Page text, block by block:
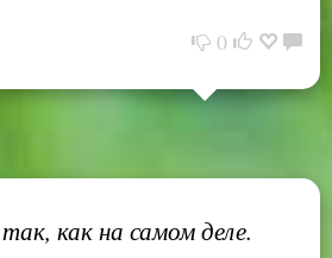
0
как на самом деле.